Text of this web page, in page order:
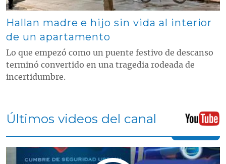
Hallan madre e hijo sin vida al interior
de un apartamento
Lo que empezó como un puente festivo de descanso
terminó convertido en una tragedia rodeada de
incertidumbre.
Últimos videos del canal